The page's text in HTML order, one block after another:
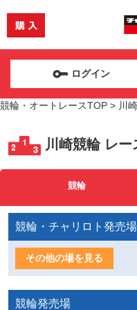
ログイン
競輪・オートレースTOP > 川
川崎競輪 レー
競輪
競輪・チャリロト発売場
その他の場を見る
競輪発売場